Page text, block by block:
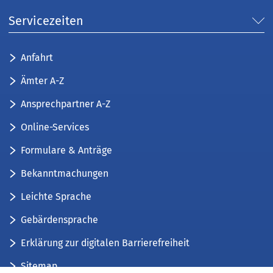
Servicezeiten
Anfahrt
Ämter A-Z
Ansprechpartner A-Z
Online-Services
Formulare & Anträge
Bekanntmachungen
Leichte Sprache
Gebärdensprache
Erklärung zur digitalen Barrierefreiheit
Sitemap